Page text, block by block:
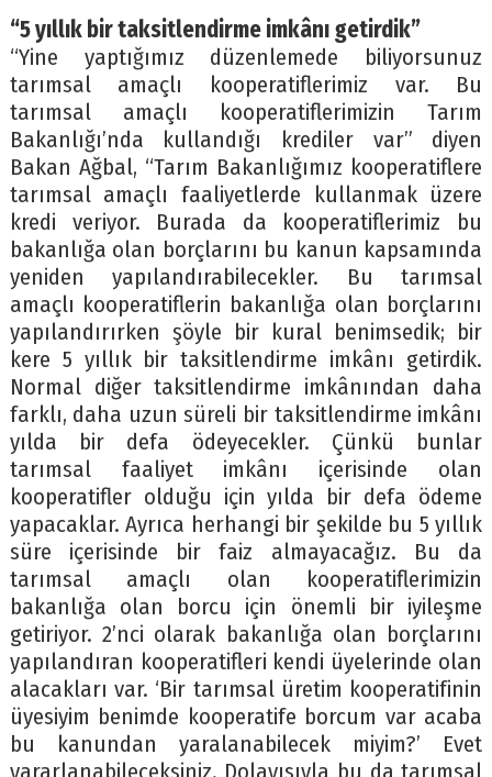
“5 yıllık bir taksitlendirme imkânı getirdik”
“Yine yaptığımız düzenlemede biliyorsunuz
tarımsal amaçlı kooperatiflerimiz var. Bu
tarımsal amaçlı kooperatiflerimizin Tarım
Bakanlığı’nda kullandığı krediler var” diyen
Bakan Ağbal, “Tarım Bakanlığımız kooperatiflere
tarımsal amaçlı faaliyetlerde kullanmak üzere
kredi veriyor. Burada da kooperatiflerimiz bu
bakanlığa olan borçlarını bu kanun kapsamında
yeniden yapılandırabilecekler. Bu tarımsal
amaçlı kooperatiflerin bakanlığa olan borçlarını
yapılandırırken şöyle bir kural benimsedik; bir
kere 5 yıllık bir taksitlendirme imkânı getirdik.
Normal diğer taksitlendirme imkânından daha
farklı, daha uzun süreli bir taksitlendirme imkânı
yılda bir defa ödeyecekler. Çünkü bunlar
tarımsal faaliyet imkânı içerisinde olan
kooperatifler olduğu için yılda bir defa ödeme
yapacaklar. Ayrıca herhangi bir şekilde bu 5 yıllık
süre içerisinde bir faiz almayacağız. Bu da
tarımsal amaçlı olan kooperatiflerimizin
bakanlığa olan borcu için önemli bir iyileşme
getiriyor. 2’nci olarak bakanlığa olan borçlarını
yapılandıran kooperatifleri kendi üyelerinde olan
alacakları var. ‘Bir tarımsal üretim kooperatifinin
üyesiyim benimde kooperatife borcum var acaba
bu kanundan yaralanabilecek miyim?’ Evet